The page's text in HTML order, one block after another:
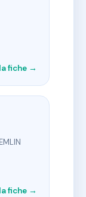
fiche →
fiche →